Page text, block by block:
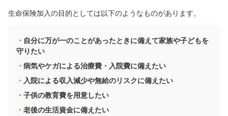
生命保険加入の目的としては以下のようなものがあります。
自分に万が一のことがあったときに備えて家族や子どもを
守りたい
病気やケガによる治療費・入院費に備えたい
入院による収入減少や無給のリスクに備えたい
子供の教育費を用意したい
老後の生活資金に備えたい